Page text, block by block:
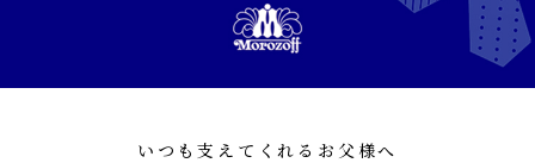
いつも支えてくれるお父様へ